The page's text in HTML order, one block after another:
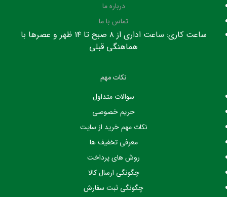
درباره ما
تماس با ما
ساعت کاری: ساعت اداری از ۸ صبح تا ۱۴ ظهر و عصرها با
هماهنگی قبلی
نکات مهم
سوالات متداول
حریم خصوصی
نکات مهم خرید از سایت
معرفی تخفیف ها
روش های پرداخت
چگونگی ارسال کالا
چگونگی ثبت سفارش